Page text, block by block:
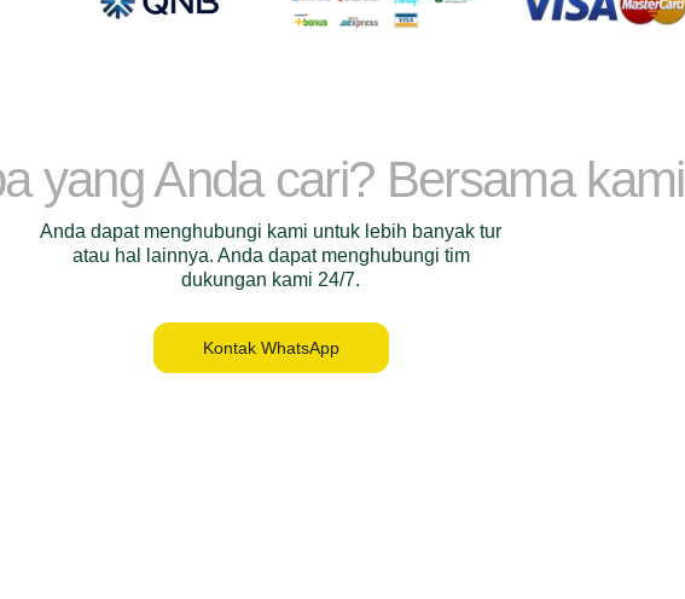
dengan pemandu profesional, mobil VIP, dan pengalaman perjalanan khusus.
yang Anda cari? Bersama kami
Anda dapat menghubungi kami untuk lebih banyak tur
atau hal lainnya. Anda dapat menghubungi tim
dukungan kami 24/7.
Kontak WhatsApp